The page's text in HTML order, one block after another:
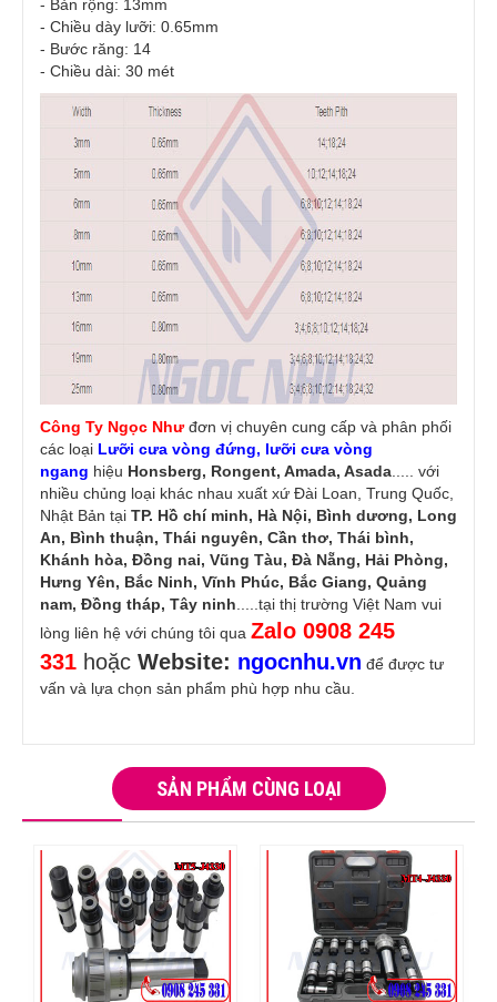
- Bản rộng: 13mm
- Chiều dày lưỡi: 0.65mm
- Bước răng: 14
- Chiều dài: 30 mét
Công Ty Ngọc Nhưđơn vị chuyên cung cấp và phân phối
các loại Lưỡi cưa vòng đứng, lưỡi cưa vòng
ngang hiệu Honsberg, Rongent, Amada, Asada ..... với
nhiều chủng loại khác nhau xuất xứ Đài Loan, Trung Quốc,
Nhật Bản tại TP. Hồ chí minh, Hà Nội, Bình dương, Long
An, Bình thuận, Thái nguyên, Cần thơ, Thái bình,
Khánh hòa, Đồng nai, Vũng Tàu, Đà Nẵng, Hải Phòng,
Hưng Yên, Bắc Ninh, Vĩnh Phúc, Bắc Giang, Quảng
nam, Đồng tháp, Tây ninh .....tại thị trường Việt Nam vui
lòng liên hệ với chúng tôi qua Zalo 0908 245
331 hoặc Website: ngocnhu.vn để được tư
vấn và lựa chọn sản phẩm phù hợp nhu cầu.
SẢN PHẨM CÙNG LOẠI